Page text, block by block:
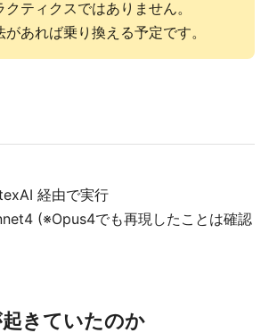
クティクスではありません。
があれば乗り換える予定です。
経由で実行
(※Opus4でも再現したことは確認
きていたのか